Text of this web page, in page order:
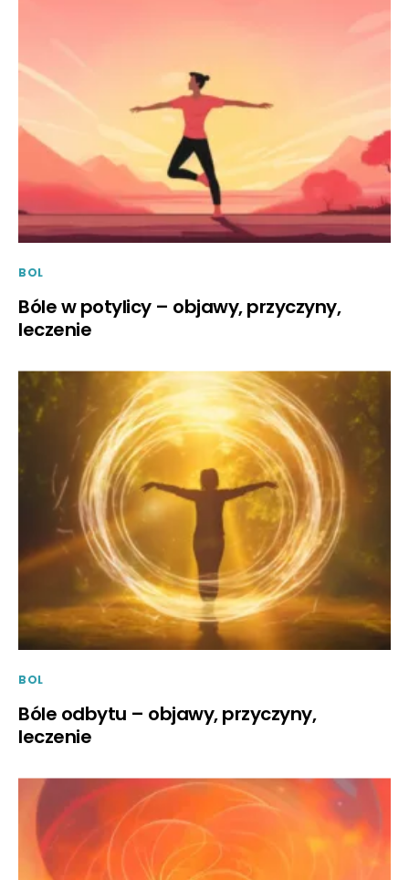
BOL
Bóle w potylicy – objawy, przyczyny,
leczenie
BOL
Bóle odbytu – objawy, przyczyny,
leczenie